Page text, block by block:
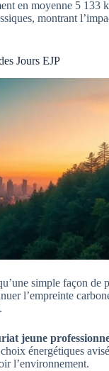
en moyenne 5 133
montrant
Jours EJP
simple façon de
l’empreinte
jeune
énergétiques
l’environnement.